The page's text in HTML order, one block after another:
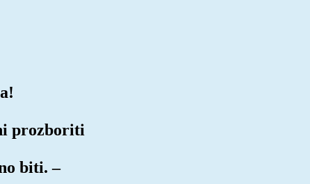
prozboriti
biti. –